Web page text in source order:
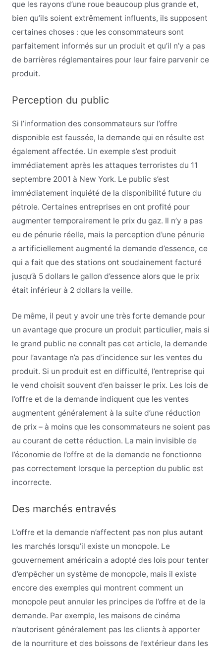
que les rayons d’une roue beaucoup plus grande et,
bien qu’ils soient extrêmement influents, ils supposent
certaines choses : que les consommateurs sont
parfaitement informés sur un produit et qu’il n’y a pas
de barrières réglementaires pour leur faire parvenir ce
produit.
Perception du public
Si l’information des consommateurs sur l’offre
disponible est faussée, la demande qui en résulte est
également affectée. Un exemple s’est produit
immédiatement après les attaques terroristes du 11
septembre 2001 à New York. Le public s’est
immédiatement inquiété de la disponibilité future du
pétrole. Certaines entreprises en ont profité pour
augmenter temporairement le prix du gaz. Il n’y a pas
eu de pénurie réelle, mais la perception d’une pénurie
a artificiellement augmenté la demande d’essence, ce
qui a fait que des stations ont soudainement facturé
jusqu’à 5 dollars le gallon d’essence alors que le prix
était inférieur à 2 dollars la veille.
De même, il peut y avoir une très forte demande pour
un avantage que procure un produit particulier, mais si
le grand public ne connaît pas cet article, la demande
pour l’avantage n’a pas d’incidence sur les ventes du
produit. Si un produit est en difficulté, l’entreprise qui
le vend choisit souvent d’en baisser le prix. Les lois de
l’offre et de la demande indiquent que les ventes
augmentent généralement à la suite d’une réduction
de prix – à moins que les consommateurs ne soient pas
au courant de cette réduction. La main invisible de
l’économie de l’offre et de la demande ne fonctionne
pas correctement lorsque la perception du public est
incorrecte.
Des marchés entravés
L’offre et la demande n’affectent pas non plus autant
les marchés lorsqu’il existe un monopole. Le
gouvernement américain a adopté des lois pour tenter
d’empêcher un système de monopole, mais il existe
encore des exemples qui montrent comment un
monopole peut annuler les principes de l’offre et de la
demande. Par exemple, les maisons de cinéma
n’autorisent généralement pas les clients à apporter
de la nourriture et des boissons de l’extérieur dans les